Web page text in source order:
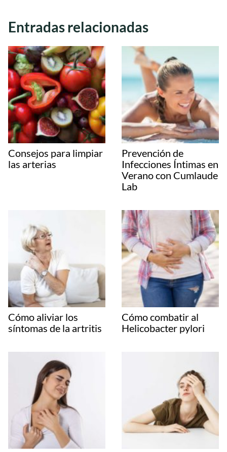
Entradas relacionadas
Consejos para limpiar
las arterias
Prevención de
Infecciones Íntimas en
Verano con Cumlaude
Lab
Cómo aliviar los
síntomas de la artritis
Cómo combatir al
Helicobacter pylori